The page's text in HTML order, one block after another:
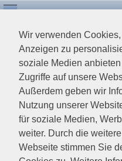
Wir verwenden
Anzeigen zu
soziale Medien
Zugriffe auf unsere
Außerdem geben wir
Nutzung unserer
für soziale Medien,
weiter. Durch die
Webseite stimmen Sie